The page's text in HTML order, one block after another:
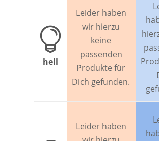

hell
Leider haben
wir hierzu
keine
passenden
Produkte für
Dich gefunden.
Leider haben